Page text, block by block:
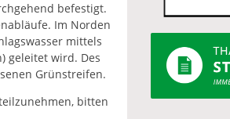
befestigt.
Im Norden
mittels
geleitet wird. Des
Grünstreifen.
bitten